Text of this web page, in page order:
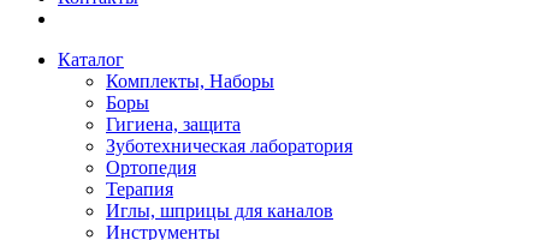
Каталог
Комплекты, Наборы
Боры
Гигиена, защита
Зуботехническая лаборатория
Ортопедия
Терапия
Иглы, шприцы для каналов
Инструменты